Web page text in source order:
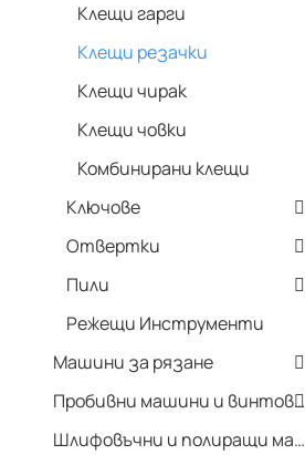
Клещи гарги
Клещи резачки
Клещи чирак
Клещи човки
Комбинирани клещи
Ключове
Отвертки
Пили
Режещи Инструменти
Машини за рязане
Пробивни машини и винтоверти
Шлифовъчни и полиращи машини